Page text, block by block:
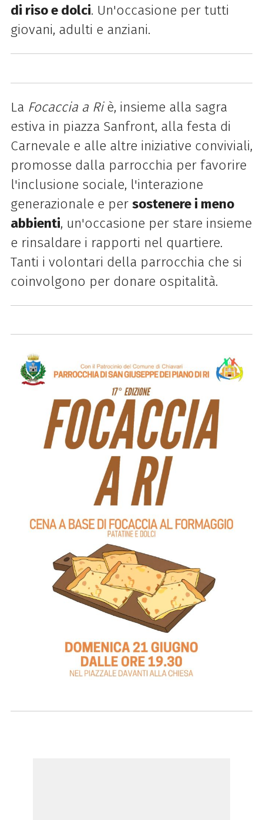
di riso e dolci. Un'occasione per tutti
giovani, adulti e anziani.
La Focacciaa Riè, insieme alla sagra
estiva in piazza Sanfront, alla festa di
Carnevale e alle altre iniziative conviviali,
promosse dalla parrocchia per favorire
l'inclusione sociale, l'interazione
generazionale e per sostenere i meno
abbienti, un'occasione per stare insieme
e rinsaldare i rapporti nel quartiere.
Tanti i volontari della parrocchia che si
coinvolgono per donare ospitalità.